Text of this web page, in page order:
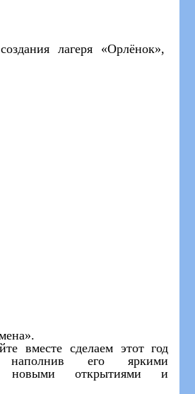
лагеря «Орлёнок»,
сделаем этот год
наполнив его яркими
новыми открытиями и